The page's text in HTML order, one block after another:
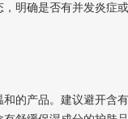
明确是否有并发炎症
产品。建议避开含